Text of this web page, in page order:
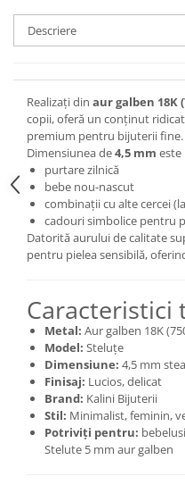
Descriere
Realizați din aur galben 18K
copii, oferă un conținut
premium pentru bijuterii fine.
Dimensiunea de4,5 mm este
purtare zilnică
bebe nou-nascut
combinații cu alte cercei
cadouri simbolice pentru
Datorită aurului de calitate
pentru pielea sensibilă,
Caracteristici
Metal: Aur galben 18K
Model: Steluțe
Dimensiune: 4,5 mm
Finisaj: Lucios, delicat
Brand: Kalini Bijuterii
Stil: Minimalist, feminin,
Potriviți pentru:
Stelute 5 mm aur galben